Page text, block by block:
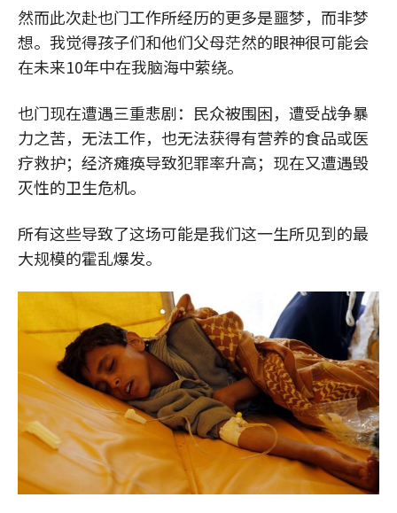
然而此次赴也门工作所经历的更多是噩梦，而非梦
想。我觉得孩子们和他们父母茫然的眼神很可能会
在未来10年中在我脑海中萦绕。
也门现在遭遇三重悲剧：民众被围困，遭受战争暴
力之苦，无法工作，也无法获得有营养的食品或医
疗救护；经济瘫痪导致犯罪率升高；现在又遭遇毁
灭性的卫生危机。
所有这些导致了这场可能是我们这一生所见到的最
大规模的霍乱爆发。